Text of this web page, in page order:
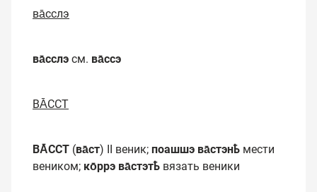
ва̄сслэ
ва̄сслэ см. ва̄ссэ
ВА̄ССТ
ВА̄ССТ (ва̄ст) II веник; поашшэ ва̄стэнҍ мести
веником; ко̄ррэ ва̄стэтҍ вязать веники